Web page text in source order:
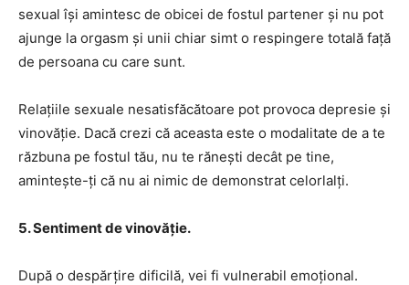
sexual își amintesc de obicei de fostul partener și nu pot
ajunge la orgasm și unii chiar simt o respingere totală față
de persoana cu care sunt.
Relațiile sexuale nesatisfăcătoare pot provoca depresie și
vinovăție. Dacă crezi că aceasta este o modalitate de a te
răzbuna pe fostul tău, nu te rănești decât pe tine,
amintește-ți că nu ai nimic de demonstrat celorlalți.
5. Sentiment de vinovăție.
După o despărțire dificilă, vei fi vulnerabil emoțional.